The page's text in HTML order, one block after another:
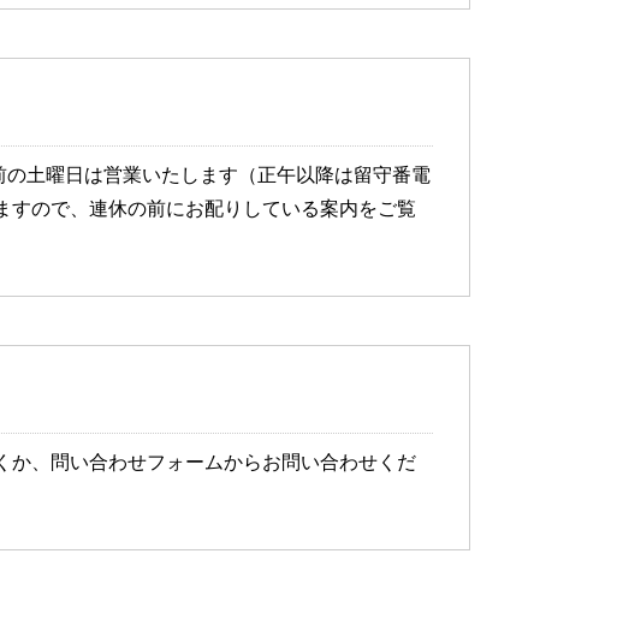
土曜日は営業いたします（正午以降は留守番電
ので、連休の前にお配りしている案内をご覧
か、問い合わせフォームからお問い合わせくだ